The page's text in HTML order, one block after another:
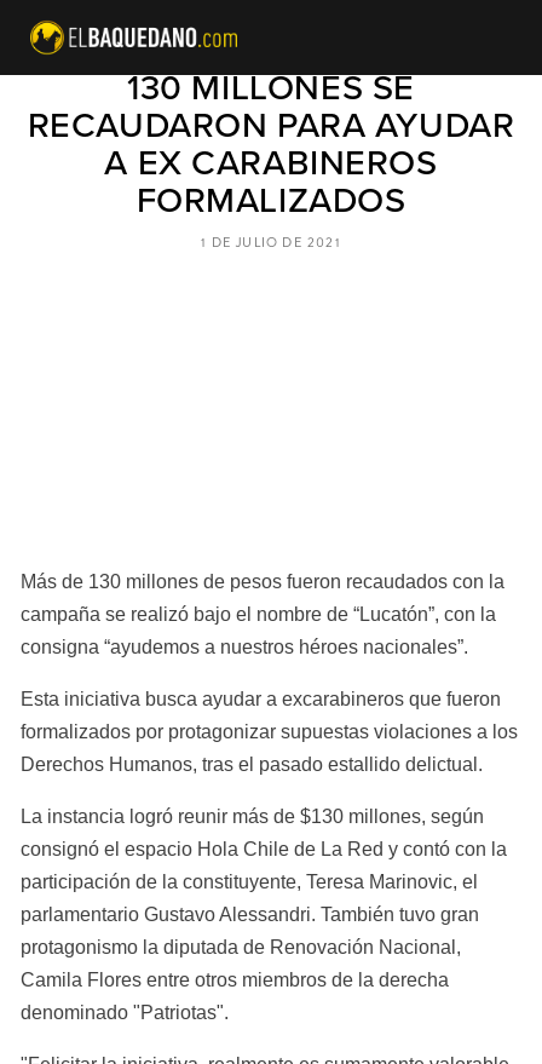
EL "LUCATÓN" FUE UN ÉXITO:
130 MILLONES SE
RECAUDARON PARA AYUDAR
A EX CARABINEROS
FORMALIZADOS
Más de 130 millones de pesos fueron recaudados con la
campaña se realizó bajo el nombre de “Lucatón”, con la
consigna “ayudemos a nuestros héroes nacionales”.
Esta iniciativa busca ayudar a excarabineros que fueron
formalizados por protagonizar supuestas violaciones a los
Derechos Humanos, tras el pasado estallido delictual.
La instancia logró reunir más de $130 millones, según
consignó el espacio Hola Chile de La Red y contó con la
participación de la constituyente, Teresa Marinovic, el
parlamentario Gustavo Alessandri. También tuvo gran
protagonismo la diputada de Renovación Nacional,
Camila Flores entre otros miembros de la derecha
denominado "Patriotas".
1 DE JULIO DE 2021